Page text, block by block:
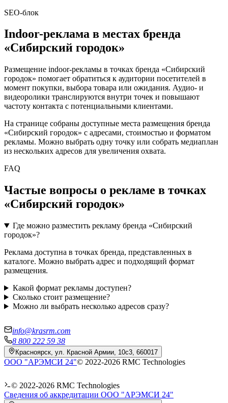
SEO-блок
Indoor-реклама в местах бренда
«Сибирский городок»
Размещение indoor-рекламы в точках бренда «Сибирский
городок» помогает обратиться к аудитории посетителей в
момент покупки, выбора товара или ожидания. Аудио- и
видеоролики транслируются внутри точек и повышают
частоту контакта с потенциальными клиентами.
На странице собраны доступные места размещения бренда
«Сибирский городок» с адресами, стоимостью и форматом
рекламы. Можно выбрать одну точку или собрать медиаплан
из нескольких адресов для увеличения охвата.
FAQ
Частые вопросы о рекламе в точках
«Сибирский городок»
Где можно разместить рекламу бренда «Сибирский
городок»?
Реклама доступна в точках бренда, представленных в
каталоге. Можно выбрать адрес и подходящий формат
размещения.
Какой формат рекламы доступен?
Сколько стоит размещение?
Можно ли выбрать несколько адресов сразу?
info@krasrm.com
8 800 222 59 38
Красноярск, ул. Красной Армии, 10с3, 660017
ООО "АРЭМСИ 24"© 2022-2026 RMC Technologies
© 2022-2026 RMC Technologies
Сведения об аккредитации ООО "АРЭМСИ 24"